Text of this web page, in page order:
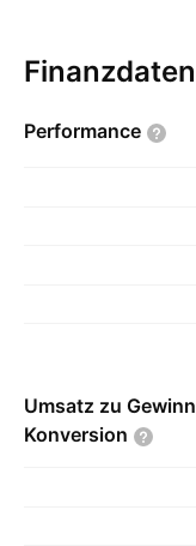
Finanzdaten
Performance
Umsatz zu Gewinn
Konversion